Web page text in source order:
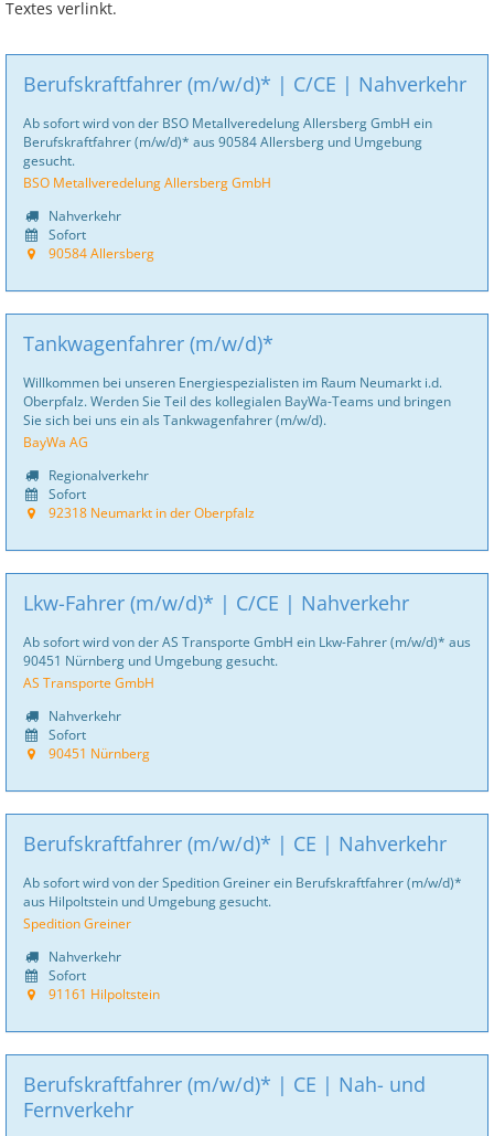
Textes verlinkt.
Berufskraftfahrer (m/w/d)* | C/CE | Nahverkehr
Ab sofort wird von der BSO Metallveredelung Allersberg GmbH ein
Berufskraftfahrer (m/w/d)* aus 90584 Allersberg und Umgebung
gesucht.
BSO Metallveredelung Allersberg GmbH
Nahverkehr
Sofort
90584 Allersberg
Tankwagenfahrer (m/w/d)*
Willkommen bei unseren Energiespezialisten im Raum Neumarkt i.d.
Oberpfalz. Werden Sie Teil des kollegialen BayWa-Teams und bringen
Sie sich bei uns ein als Tankwagenfahrer (m/w/d).
BayWa AG
Regionalverkehr
Sofort
92318 Neumarkt in der Oberpfalz
Lkw-Fahrer (m/w/d)* | C/CE | Nahverkehr
Ab sofort wird von der AS Transporte GmbH ein Lkw-Fahrer (m/w/d)* aus
90451 Nürnberg und Umgebung gesucht.
AS Transporte GmbH
Nahverkehr
Sofort
90451 Nürnberg
Berufskraftfahrer (m/w/d)* | CE | Nahverkehr
Ab sofort wird von der Spedition Greiner ein Berufskraftfahrer (m/w/d)*
aus Hilpoltstein und Umgebung gesucht.
Spedition Greiner
Nahverkehr
Sofort
91161 Hilpoltstein
Berufskraftfahrer (m/w/d)* | CE | Nah- und
Fernverkehr